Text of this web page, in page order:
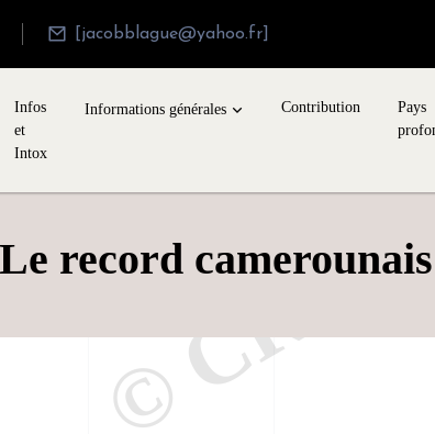
[jacobblague@yahoo.fr]
Infos
et
Intox
Informations générales Contribution
Pays
record